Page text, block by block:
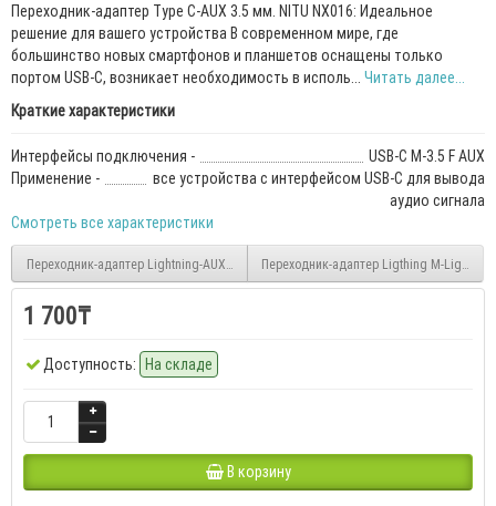
Переходник-адаптер Type C-AUX 3.5 мм. NITU NX016: Идеальное
решение для вашего устройства В современном мире, где
большинство новых смартфонов и планшетов оснащены только
портом USB-C, возникает необходимость в исполь... Читать далее...
Краткие характеристики
Интерфейсы подключения -
USB-C M-3.5 F AUX
Применение -
все устройства с интерфейсом USB-C для вывода
аудио сигнала
Смотреть все характеристики
Переходник-адаптер Lightning-AUX 3.5 мм. NITU NX017 Переходник-адаптер
1 700₸
Доступность: На складе
В корзину